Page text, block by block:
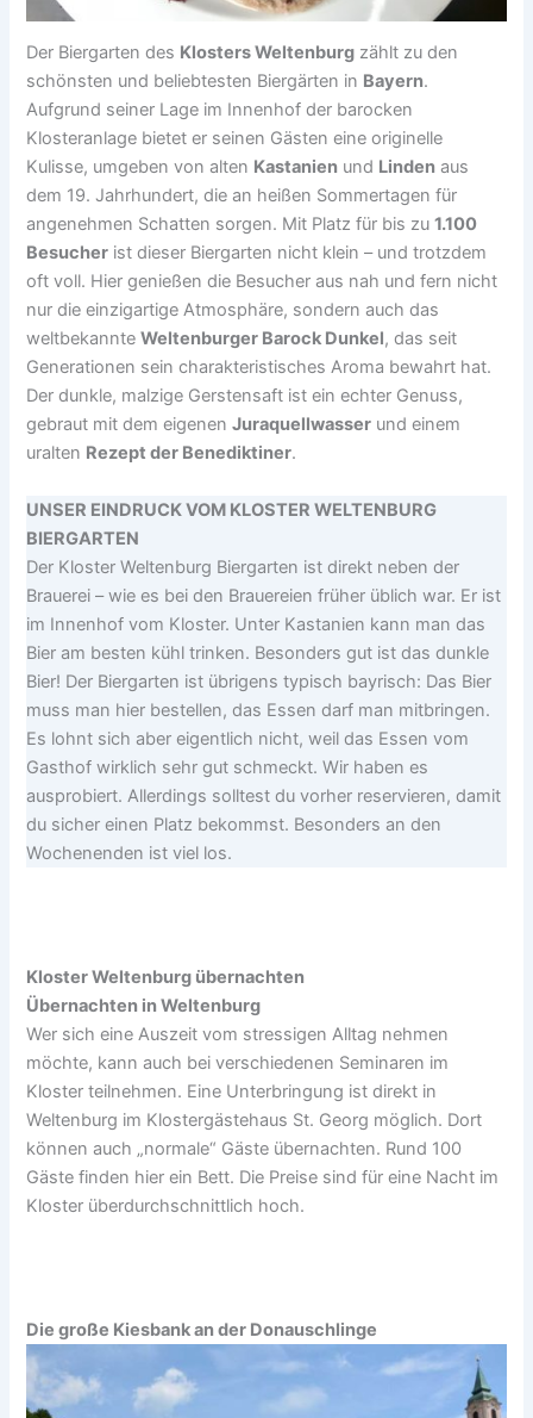
Der Biergarten des Klosters Weltenburg zählt zu den
schönsten und beliebtesten Biergärten in Bayern.
Aufgrund seiner Lage im Innenhof der barocken
Klosteranlage bietet er seinen Gästen eine originelle
Kulisse, umgeben von alten Kastanien und Linden aus
dem 19. Jahrhundert, die an heißen Sommertagen für
angenehmen Schatten sorgen. Mit Platz für bis zu1.100
Besucher ist dieser Biergarten nicht klein – und trotzdem
oft voll. Hier genießen die Besucher aus nah und fern nicht
nur die einzigartige Atmosphäre, sondern auch das
weltbekannteWeltenburger Barock Dunkel, das seit
Generationen sein charakteristisches Aroma bewahrt hat.
Der dunkle, malzige Gerstensaft ist ein echter Genuss,
gebraut mit dem eigenenJuraquellwasser und einem
uralten Rezept der Benediktiner.
UNSER EINDRUCK VOM KLOSTER WELTENBURG
BIERGARTEN
Der Kloster Weltenburg Biergarten ist direkt neben der
Brauerei – wie es bei den Brauereien früher üblich war. Er ist
im Innenhof vom Kloster. Unter Kastanien kann man das
Bier am besten kühl trinken. Besonders gut ist das dunkle
Bier! Der Biergarten ist übrigens typisch bayrisch: Das Bier
muss man hier bestellen, das Essen darf man mitbringen.
Es lohnt sich aber eigentlich nicht, weil das Essen vom
Gasthof wirklich sehr gut schmeckt. Wir haben es
ausprobiert. Allerdings solltest du vorher reservieren, damit
du sicher einen Platz bekommst. Besonders an den
Wochenenden ist viel los.
Kloster Weltenburg übernachten
Übernachten in Weltenburg
Wer sich eine Auszeit vom stressigen Alltag nehmen
möchte, kann auch bei verschiedenen Seminaren im
Kloster teilnehmen. Eine Unterbringung ist direkt in
Weltenburg im Klostergästehaus St. Georg möglich. Dort
können auch „normale“ Gäste übernachten. Rund 100
Gäste finden hier ein Bett. Die Preise sind für eine Nacht im
Kloster überdurchschnittlich hoch.
Die große Kiesbank an der Donauschlinge